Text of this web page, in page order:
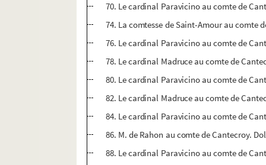
70. Le cardinal Paravicino au comte de
74. La comtesse de Saint-Amour au comte
76. Le cardinal Paravicino au comte de
78. Le cardinal Madruce au comte de
80. Le cardinal Paravicino au comte de
82. Le cardinal Madruce au comte de
84. Le cardinal Paravicino au comte de
86. M. de Rahon au comte de Cantecroy.
88. Le cardinal Paravicino au comte de